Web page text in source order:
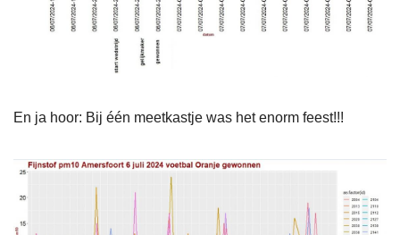
En ja hoor: Bij één meetkastje was het enorm feest!!!